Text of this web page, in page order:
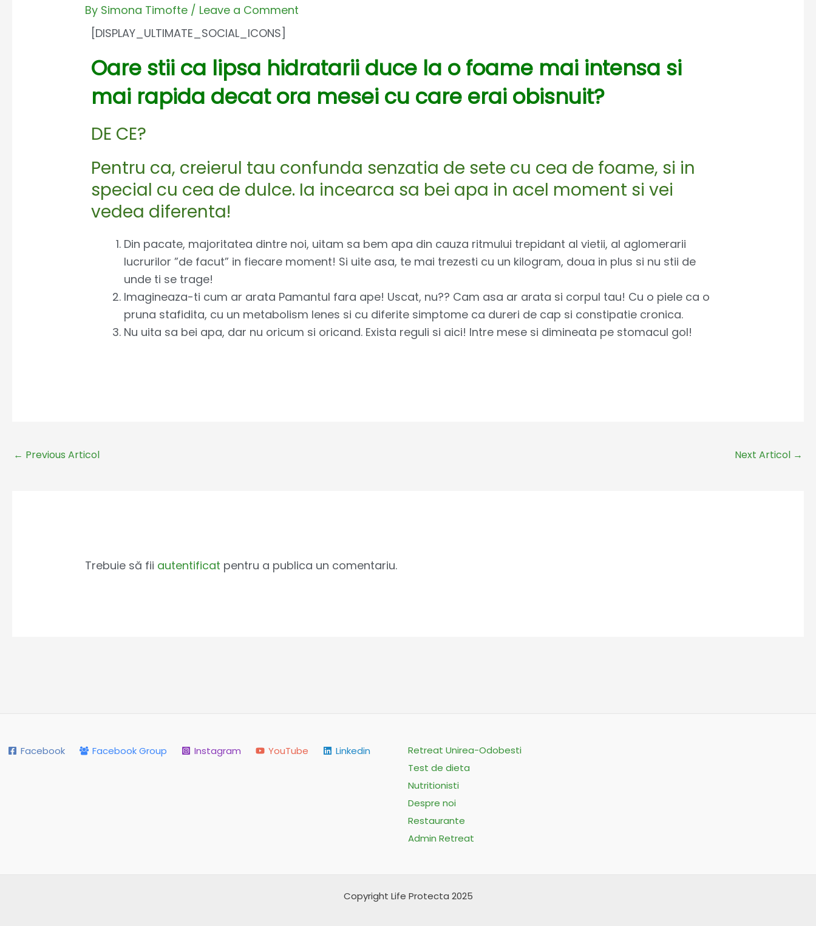
By Simona Timofte / Leave a Comment
[DISPLAY_ULTIMATE_SOCIAL_ICONS]
Oare stii ca lipsa hidratarii duce la o foame mai intensa si
mai rapida decat ora mesei cu care erai obisnuit?
DE CE?
Pentru ca, creierul tau confunda senzatia de sete cu cea de foame, si in
special cu cea de dulce. Ia incearca sa bei apa in acel moment si vei
vedea diferenta!
Din pacate, majoritatea dintre noi, uitam sa bem apa din cauza ritmului trepidant al vietii, al aglomerarii
lucrurilor ”de facut” in fiecare moment! Si uite asa, te mai trezesti cu un kilogram, doua in plus si nu stii de
unde ti se trage!
Imagineaza-ti cum ar arata Pamantul fara ape! Uscat, nu?? Cam asa ar arata si corpul tau! Cu o piele ca o
pruna stafidita, cu un metabolism lenes si cu diferite simptome ca dureri de cap si constipatie cronica.
Nu uita sa bei apa, dar nu oricum si oricand. Exista reguli si aici! Intre mese si dimineata pe stomacul gol!
← Previous Articol Next Articol →
Trebuie să fii autentificat pentru a publica un comentariu.
Facebook Facebook Group Instagram YouTube Linkedin
Retreat Unirea-Odobesti
Test de dieta
Nutritionisti
Despre noi
Restaurante
Admin Retreat
Copyright Life Protecta 2025